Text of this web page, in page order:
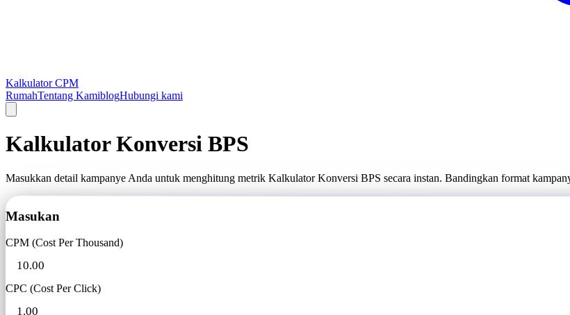
Kalkulator CPM
RumahTentang KamiblogHubungi kami
Kalkulator Konversi BPS
Masukkan detail kampanye Anda untuk menghitung metrik Kalkulator Konversi BPS secara instan. Bandingkan format
Masukan
CPM (Cost Per Thousand)
CPC (Cost Per Click)